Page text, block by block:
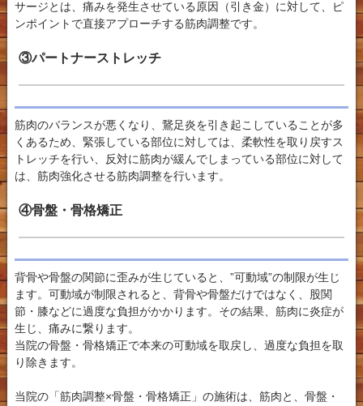
サージとは、痛みを発生させている原因（引き金）に対して、ピ
ンポイントで直接アプローチする筋肉調整です。
③パートナーストレッチ
筋肉のバランスが悪くなり、鵞足炎を引き起こしていることが多
くあるため、緊張している部位に対しては、柔軟性を取り戻すス
トレッチを行い、反対に筋肉が緩んでしまっている部位に対して
は、筋肉強化させる筋肉調整を行います。
④骨盤・骨格矯正
背骨や骨盤の関節に歪みが生じていると、”可動域”の制限が生じ
ます。可動域が制限されると、背骨や骨盤だけではなく、股関
節・膝などに過度な負担がかかります。その結果、筋肉に炎症が
生じ、痛みに繋ります。
当院の骨盤・骨格矯正で本来の可動域を取戻し、過度な負担を取
り除きます。
当院の「筋肉調整×骨盤・骨格矯正」の施術は、筋肉と、骨盤・